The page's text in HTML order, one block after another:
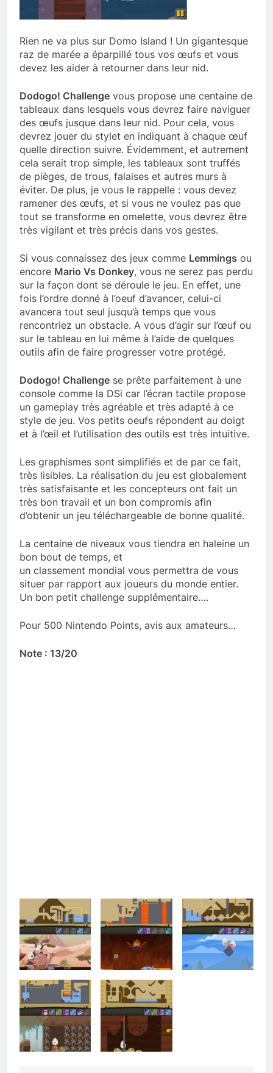
Rien ne va plus sur Domo Island ! Un gigantesque
raz de marée a éparpillé tous vos œufs et vous
devez les aider à retourner dans leur nid.
Dodogo! Challenge vous propose une centaine de
tableaux dans lesquels vous devrez faire naviguer
des œufs jusque dans leur nid. Pour cela, vous
devrez jouer du stylet en indiquant à chaque œuf
quelle direction suivre. Évidemment, et autrement
cela serait trop simple, les tableaux sont truffés
de pièges, de trous, falaises et autres murs à
éviter. De plus, je vous le rappelle : vous devez
ramener des œufs, et si vous ne voulez pas que
tout se transforme en omelette, vous devrez être
très vigilant et très précis dans vos gestes.
Si vous connaissez des jeux comme Lemmings ou
encore Mario Vs Donkey, vous ne serez pas perdu
sur la façon dont se déroule le jeu. En effet, une
fois l’ordre donné à l’oeuf d’avancer, celui-ci
avancera tout seul jusqu’à temps que vous
rencontriez un obstacle. A vous d’agir sur l’œuf ou
sur le tableau en lui même à l’aide de quelques
outils afin de faire progresser votre protégé.
Dodogo! Challenge se prête parfaitement à une
console comme la DSi car l’écran tactile propose
un gameplay très agréable et très adapté à ce
style de jeu. Vos petits oeufs répondent au doigt
et à l’œil et l’utilisation des outils est très intuitive.
Les graphismes sont simplifiés et de par ce fait,
très lisibles. La réalisation du jeu est globalement
très satisfaisante et les concepteurs ont fait un
très bon travail et un bon compromis afin
d’obtenir un jeu téléchargeable de bonne qualité.
La centaine de niveaux vous tiendra en haleine un
bon bout de temps, et
un classement mondial vous permettra de vous
situer par rapport aux joueurs du monde entier.
Un bon petit challenge supplémentaire….
Pour 500 Nintendo Points, avis aux amateurs…
Note : 13/20